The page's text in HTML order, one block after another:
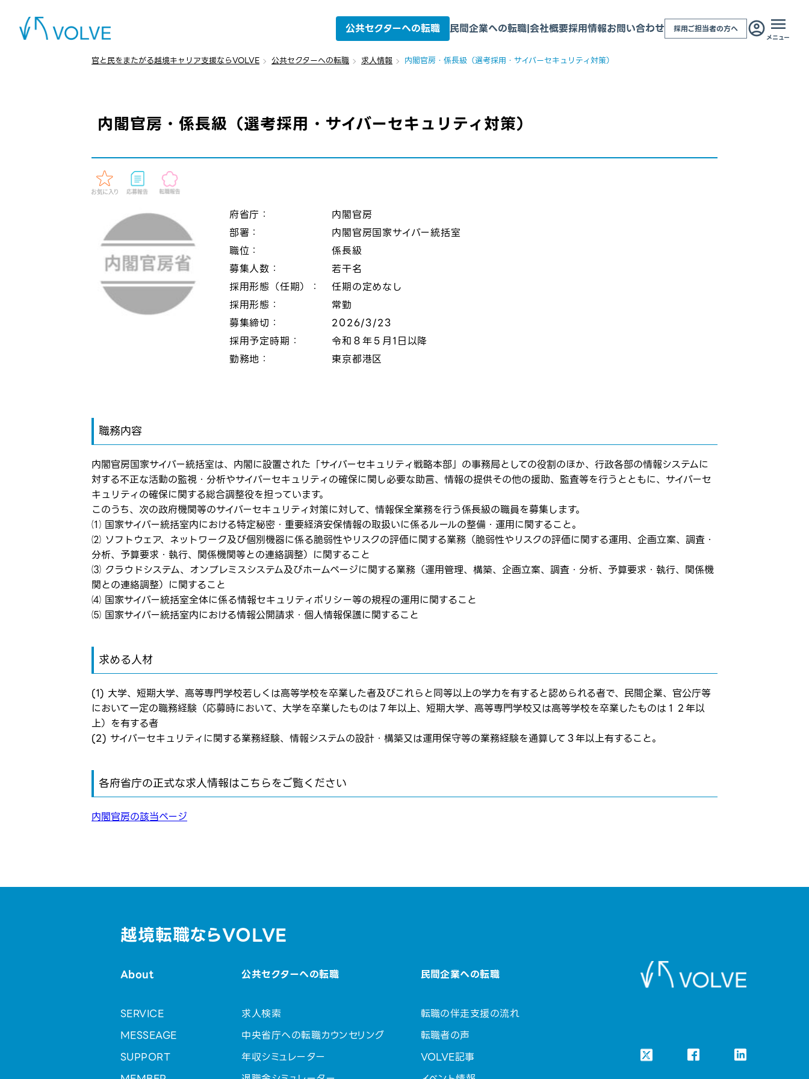
公共セクターへの転職 民間企業への転職|会社概要採用情報お問い合わせ 採用ご担当者の方へ
メニュー
弊社ホームページの求人票をみて
応募した方へ
応募完了通知をする
弊社ホームページの求人票をみて
応募し、転職を決めた方
ログイン
お気に入り登録にはログインが必要です
メールアドレス
パスワード
官と民をまたがる越境キャリア支援ならVOLVE 公共セクターへの転職 求人情報 内閣官房・係長級（選考採用・サイバーセキュリティ対策）
内閣官房・係長級（選考採用・サイバーセキュリティ対策）
府省庁：
内閣官房
部署：
内閣官房国家サイバー統括室
職位：
係長級
募集人数：
若干名
採用形態（任期）：
任期の定めなし
採用形態：
常勤
募集締切：
2026/3/23
採用予定時期：
令和８年５月1日以降
勤務地：
東京都港区
職務内容
内閣官房国家サイバー統括室は、内閣に設置された「サイバーセキュリティ戦略本部」の事務局としての役割のほか、行政各部の情報システムに
対する不正な活動の監視・分析やサイバーセキュリティの確保に関し必要な助言、情報の提供その他の援助、監査等を行うとともに、サイバーセ
キュリティの確保に関する総合調整役を担っています。
このうち、次の政府機関等のサイバーセキュリティ対策に対して、情報保全業務を行う係長級の職員を募集します。
⑴ 国家サイバー統括室内における特定秘密・重要経済安保情報の取扱いに係るルールの整備・運用に関すること。
⑵ ソフトウェア、ネットワーク及び個別機器に係る脆弱性やリスクの評価に関する業務（脆弱性やリスクの評価に関する運用、企画立案、調査・
分析、予算要求・執行、関係機関等との連絡調整）に関すること
⑶ クラウドシステム、オンプレミスシステム及びホームページに関する業務（運用管理、構築、企画立案、調査・分析、予算要求・執行、関係機
関との連絡調整）に関すること
⑷ 国家サイバー統括室全体に係る情報セキュリティポリシー等の規程の運用に関すること
⑸ 国家サイバー統括室内における情報公開請求・個人情報保護に関すること
求める人材
(1) ⼤学、短期⼤学、⾼等専⾨学校若しくは⾼等学校を卒業した者及びこれらと同等以上の学⼒を有すると認められる者で、⺠間企業、官公庁等
において⼀定の職務経験（応募時において、⼤学を卒業したものは７年以上、短期⼤学、⾼等専⾨学校⼜は⾼等学校を卒業したものは１２年以
上）を有する者
(2) サイバーセキュリティに関する業務経験、情報システムの設計・構築⼜は運用保守等の業務経験を通算して３年以上有すること。
各府省庁の正式な求人情報はこちらをご覧ください
内閣官房の該当ページ
越境転職ならVOLVE
About
SERVICE
MESSEAGE
SUPPORT
公共セクターへの転職
求人検索
中央省庁への転職カウンセリング
年収シミュレーター
民間企業への転職
転職の伴走支援の流れ
転職者の声
VOLVE記事